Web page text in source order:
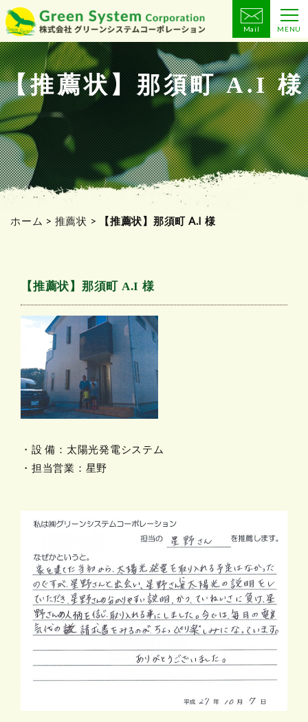
コ
ン
テ
ン
ツ
へ
ス
キ
ッ
プ
Mail MENU
【推薦状】那須町 A.I 様
ホーム > 推薦状 > 【推薦状】那須町 A.I 様
【推薦状】那須町 A.I 様
・設 備：太陽光発電システム
・担当営業：星野